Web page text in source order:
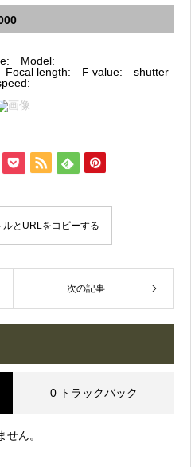
Model:
length: F value: shutter
ルとURLをコピーする
次の記事
0 トラックバック
ん。